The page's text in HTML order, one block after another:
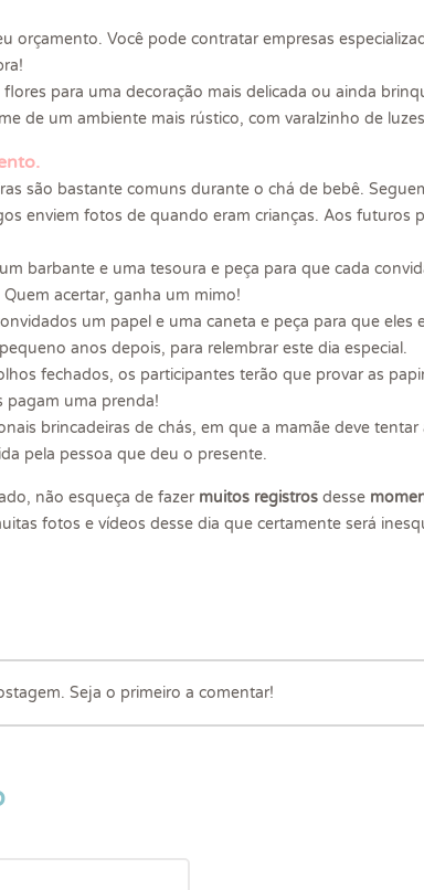
orçamento. Você pode contratar empresas
flores para uma decoração mais delicada ou ainda
de um ambiente mais rústico, com varalzinho de
são bastante comuns durante o chá de bebê.
enviem fotos de quando eram crianças. Aos
barbante e uma tesoura e peça para que cada
acertar, ganha um mimo!
um papel e uma caneta e peça para que
anos depois, para relembrar este dia especial.
fechados, os participantes terão que provar as
pagam uma prenda!
brincadeiras de chás, em que a mamãe deve
pela pessoa que deu o presente.
não esqueça de fazer muitos registros desse
fotos e vídeos desse dia que certamente será
Seja o primeiro a comentar!